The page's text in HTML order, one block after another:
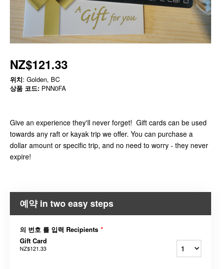
NZ$121.33
위치: Golden, BC
상품 코드: PNN0FA
Give an experience they'll never forget! Gift cards can be used
towards any raft or kayak trip we offer. You can purchase a
dollar amount or specific trip, and no need to worry - they never
expire!
예약 in two easy steps
의 번호 를 입력 Recipients *
Gift Card
NZ$121.33